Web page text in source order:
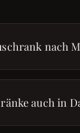
nach
auch in